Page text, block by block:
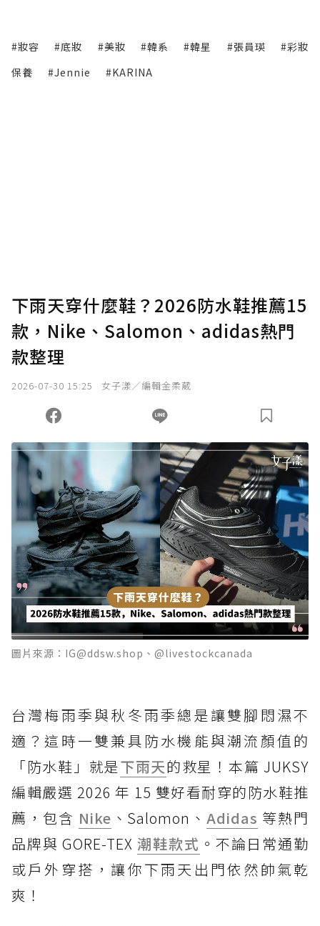
#妝容 #底妝 #美妝 #韓系 #韓星 #張員瑛
#彩妝
保養
#Jennie #KARINA
下雨天穿什麼鞋？2026防水鞋推薦15
款，Nike、Salomon、adidas熱門
款整理
2026-07-30 15:25 女子漾／編輯金柔葳
圖片來源：IG@ddsw.shop、@livestockcanada
台灣梅雨季與秋冬雨季總是讓雙腳悶濕不
適？這時一雙兼具防水機能與潮流顏值的
「防水鞋」就是下雨天的救星！本篇 JUKSY
編輯嚴選 2026 年 15 雙好看耐穿的防水鞋推
薦，包含 Nike 、Salomon、Adidas 等熱門
品牌與 GORE-TEX 潮鞋款式 。不論日常通勤
或戶外穿搭，讓你下雨天出門依然帥氣乾
爽！